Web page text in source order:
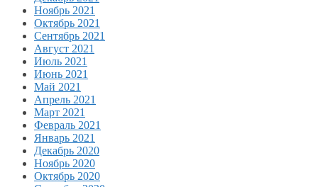
Ноябрь 2021
Октябрь 2021
Сентябрь 2021
Август 2021
Июль 2021
Июнь 2021
Май 2021
Апрель 2021
Март 2021
Февраль 2021
Январь 2021
Декабрь 2020
Ноябрь 2020
Октябрь 2020